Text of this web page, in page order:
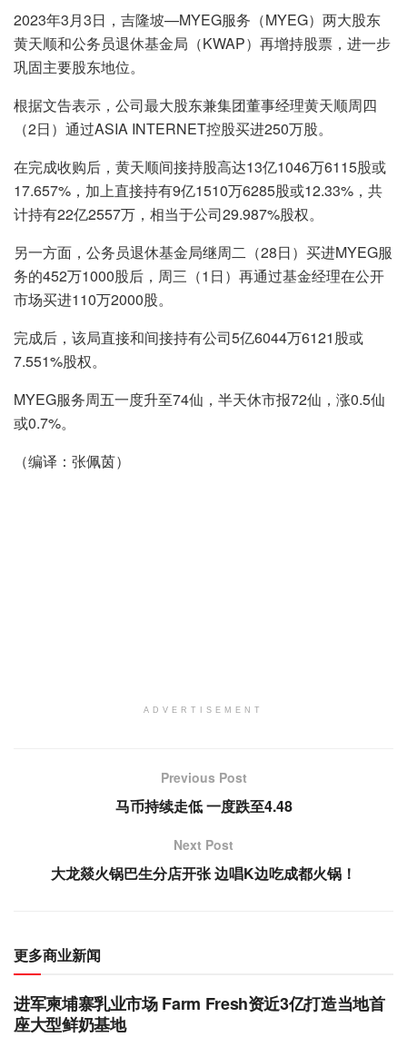
2023年3月3日，吉隆坡—MYEG服务（MYEG）两大股东
黄天顺和公务员退休基金局（KWAP）再增持股票，进一步
巩固主要股东地位。
根据文告表示，公司最大股东兼集团董事经理黄天顺周四
（2日）通过ASIA INTERNET控股买进250万股。
在完成收购后，黄天顺间接持股高达13亿1046万6115股或
17.657%，加上直接持有9亿1510万6285股或12.33%，共
计持有22亿2557万，相当于公司29.987%股权。
另一方面，公务员退休基金局继周二（28日）买进MYEG服
务的452万1000股后，周三（1日）再通过基金经理在公开
市场买进110万2000股。
完成后，该局直接和间接持有公司5亿6044万6121股或
7.551%股权。
MYEG服务周五一度升至74仙，半天休市报72仙，涨0.5仙
或0.7%。
（编译：张佩茵）
ADVERTISEMENT
Previous Post
马币持续走低 一度跌至4.48
Next Post
大龙燚火锅巴生分店开张 边唱K边吃成都火锅！
更多商业新闻
进军柬埔寨乳业市场 Farm Fresh资近3亿打造当地首
座大型鲜奶基地